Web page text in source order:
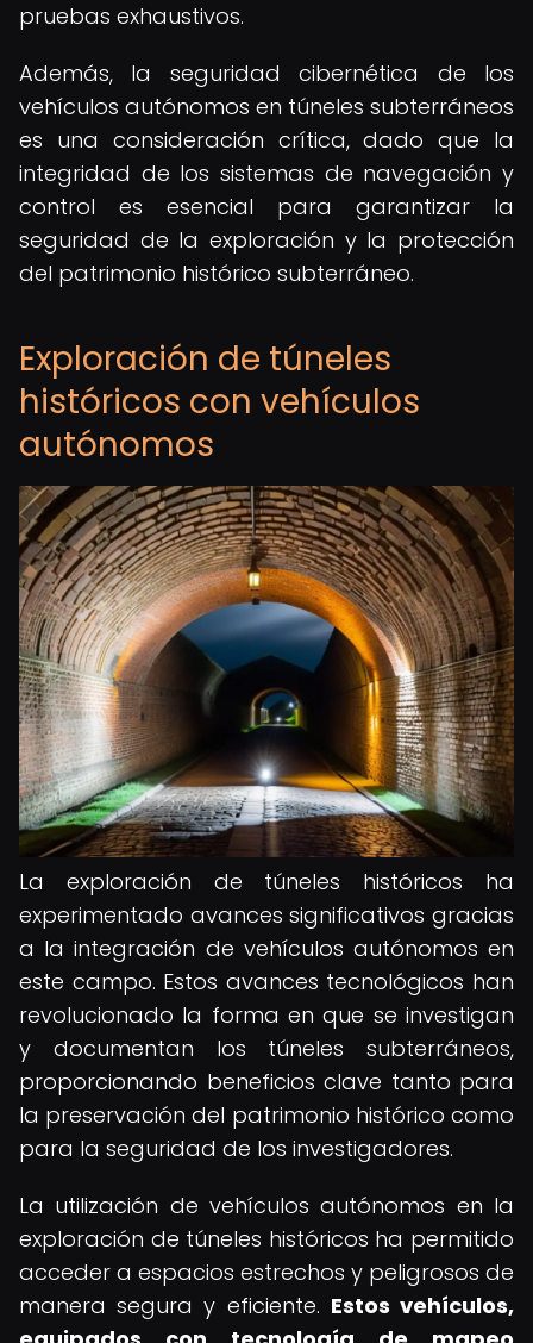
pruebas exhaustivos.
Además, la seguridad cibernética de los
vehículos autónomos en túneles subterráneos
es una consideración crítica, dado que la
integridad de los sistemas de navegación y
control es esencial para garantizar la
seguridad de la exploración y la protección
del patrimonio histórico subterráneo.
Exploración de túneles
históricos con vehículos
autónomos
La exploración de túneles históricos ha
experimentado avances significativos gracias
a la integración de vehículos autónomos en
este campo. Estos avances tecnológicos han
revolucionado la forma en que se investigan
y documentan los túneles subterráneos,
proporcionando beneficios clave tanto para
la preservación del patrimonio histórico como
para la seguridad de los investigadores.
La utilización de vehículos autónomos en la
exploración de túneles históricos ha permitido
acceder a espacios estrechos y peligrosos de
manera segura y eficiente. Estos vehículos,